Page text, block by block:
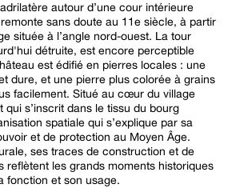
autour d’une cour intérieure
sans doute au 11e siècle, à partir
située à l’angle nord-ouest. La tour
détruite, est encore perceptible
dure, et une pierre plus colorée à grains
au cœur du village
s’inscrit dans le tissu du bourg
spatiale qui s’explique par sa
et de protection au Moyen Âge.
ses traces de construction et de
reflètent les grands moments historiques
fonction et son usage.